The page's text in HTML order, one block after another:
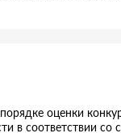
оценки
в соответствии